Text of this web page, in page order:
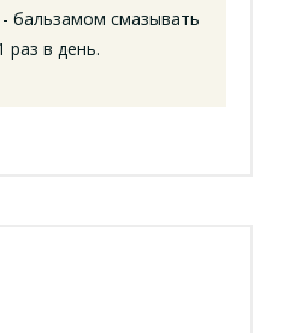
бальзамом смазывать
раз в день.